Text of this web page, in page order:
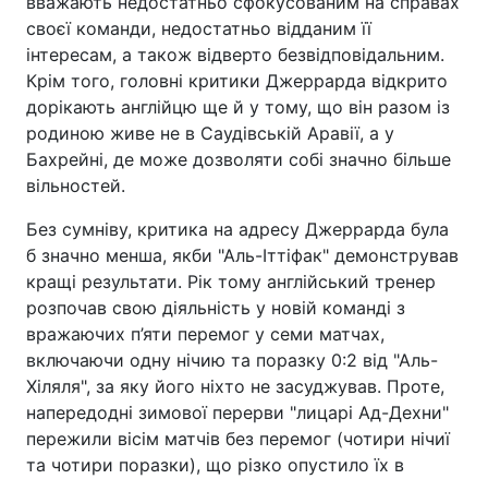
своєї команди, недостатньо відданим її
інтересам, а також відверто безвідповідальним.
Крім того, головні критики Джеррарда відкрито
дорікають англійцю ще й у тому, що він разом із
родиною живе не в Саудівській Аравії, а у
Бахрейні, де може дозволяти собі значно більше
вільностей.
Без сумніву, критика на адресу Джеррарда була
б значно менша, якби "Аль-Іттіфак" демонстрував
кращі результати. Рік тому англійський тренер
розпочав свою діяльність у новій команді з
вражаючих п’яти перемог у семи матчах,
включаючи одну нічию та поразку 0:2 від "Аль-
Хіляля", за яку його ніхто не засуджував. Проте,
напередодні зимової перерви "лицарі Ад-Дехни"
пережили вісім матчів без перемог (чотири нічиї
та чотири поразки), що різко опустило їх в